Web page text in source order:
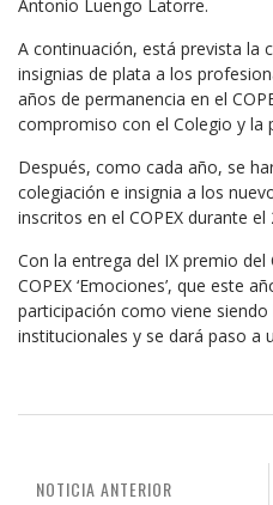
Antonio Luengo Latorre.
A continuación, está prevista la
insignias de plata a los
años de permanencia en el
compromiso con el Colegio y la
Después, como cada año, se
colegiación e insignia a los
inscritos en el COPEX durante el
Con la entrega del IX premio
COPEX ‘Emociones’, que este
participación como viene
institucionales y se dará paso a
NOTICIA ANTERIOR